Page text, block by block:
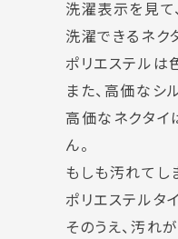
洗濯表示を見て
洗濯できるネク
ポリエステルは
また、高価なシ
高価なネクタイ
ん。
もしも汚れてし
ポリエステルタ
そのうえ、汚れ